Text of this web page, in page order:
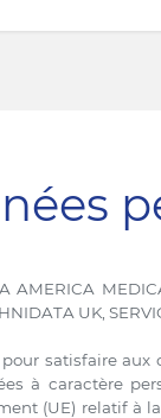
UK,
satisfaire
à caractère
(UE) relatif à